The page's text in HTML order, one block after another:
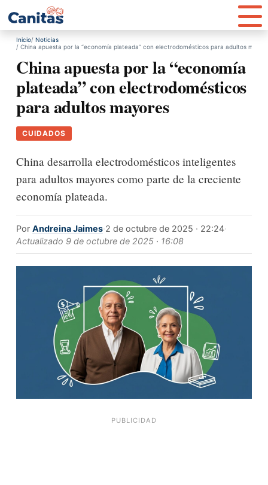
Inicio Noticias
China apuesta por la “economía plateada” con electrodomésticos para adultos
China apuesta por la “economía
plateada” con electrodomésticos
para adultos mayores
CUIDADOS
China desarrolla electrodomésticos inteligentes
para adultos mayores como parte de la creciente
economía plateada.
Por Andreina Jaimes·2 de octubre de 2025 · 22:24·
Actualizado 9 de octubre de 2025 · 16:08
PUBLICIDAD